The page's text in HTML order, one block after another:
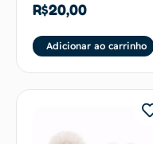
R$20,00
Adicionar ao carrinho